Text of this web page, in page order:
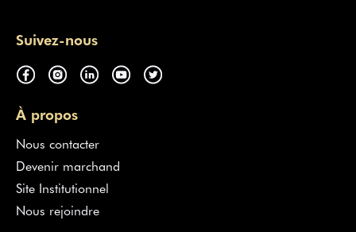
Suivez-nous
À propos
Nous contacter
Devenir marchand
Site Institutionnel
Nous rejoindre